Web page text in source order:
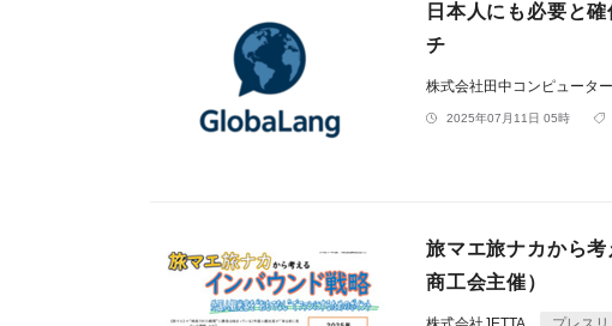
日本人にも必要と
チ
株式会社田中コンピュータ
2025年07月11日 05時
旅マエ旅ナカから
商工会主催）